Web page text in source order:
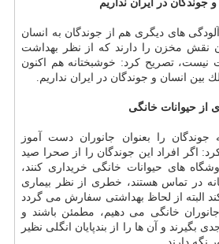
جوندگان در ایران نداریم
آلودگی های دیگری هم از جوندگان به انسان
نقش مخزن را دارند كه از نظر بهداشت
نیست، تصریح كرد: خوشبختانه هم اكنون
بین انسان و جوندگان در ایران نداریم.
از حیوانات خانگی
را بعنوان جانوران دست آموز
اگر افراد این جوندگان را از صحرا صید
های حیوانات خانگی خریداری كنند،
در تماس هستند، خطری از نظر بیماری
البته از لحاظ بهداشتی سفارش می گردد
خانگی می دهیم، مطمئن باشند و
و آن ها را از بندپایان انگلی نظیر
دارند.